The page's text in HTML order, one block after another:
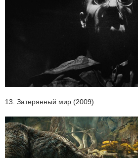
13. Затерянный мир (2009)